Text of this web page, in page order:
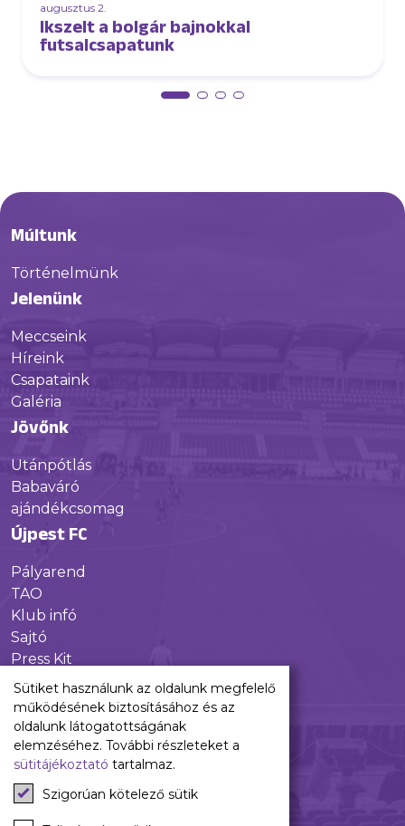
augusztus 2.
Ikszelt a bolgár bajnokkal
futsalcsapatunk
Múltunk
Történelmünk
Jelenünk
Meccseink
Híreink
Csapataink
Galéria
Jövőnk
Utánpótlás
Babaváró
ajándékcsomag
Újpest FC
Pályarend
TAO
Klub infó
Sajtó
Press Kit
Újpest FC Shop
Digitális felületeink
Facebook
Instagram
Tiktok
Youtube
Sütiket használunk az oldalunk megfelelő
működésének biztosításához és az
oldalunk látogatottságának
elemzéséhez. További részleteket a
sütitájékoztató tartalmaz.
Szigorúan kötelező sütik